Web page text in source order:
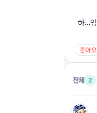
하...
좋아요
전체 2